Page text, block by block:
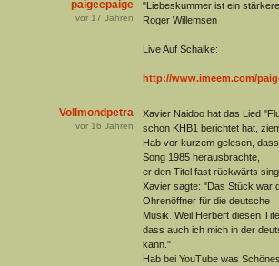
paigeepaige
vor 17 Jahren
"Liebeskummer ist ein
Roger Willemsen
Live Auf Schalke:
http://www.imeem.com/
Vollmondpetra
vor 16 Jahren
Xavier Naidoo hat das Lied
schon KHB1 berichtet hat,
Hab vor kurzem gelesen,
Song 1985 herausbrachte,
er den Titel fast rückwärts
Xavier sagte: "Das Stück war
Ohrenöffner für die deutsche
Musik. Weil Herbert diesen
dass auch ich mich in der
kann."
Hab bei YouTube was